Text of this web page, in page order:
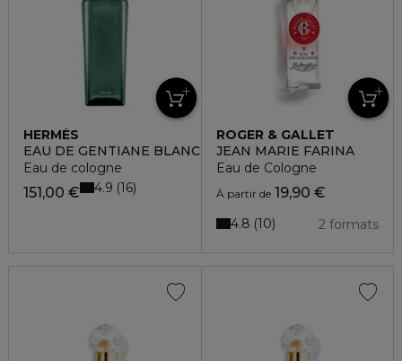
HERMÈS
EAU DE GENTIANE BLANCHE
Eau de cologne
151,00 € 4.9 16
ROGER & GALLET
JEAN MARIE FARINA
Eau de Cologne
À partir de19,90 €
2 formats
4.8 10